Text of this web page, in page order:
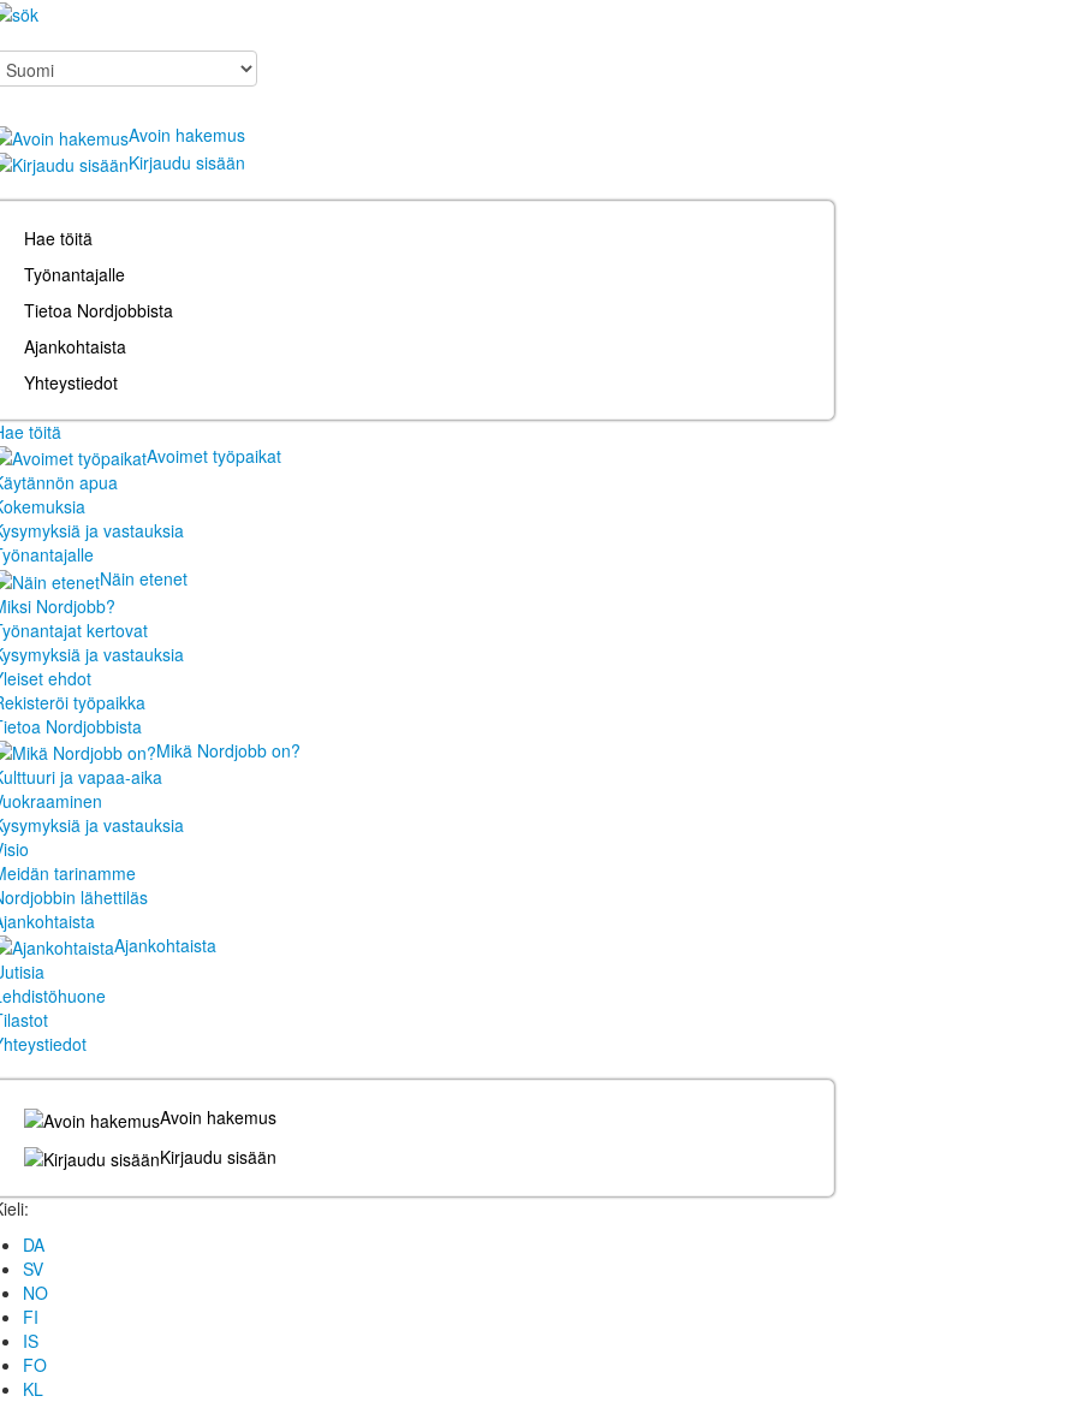
Avoin hakemus
Kirjaudu sisään
Hae töitä
Työnantajalle
Tietoa Nordjobbista
Ajankohtaista
Yhteystiedot
töitä
Avoimet työpaikat
apua
ja vastauksia
Näin etenet
Nordjobb?
kertovat
ja vastauksia
ehdot
työpaikka
Nordjobbista
Mikä Nordjobb on?
ja vapaa-aika
ja vastauksia
tarinamme
lähettiläs
Ajankohtaista
Avoin hakemus
Kirjaudu sisään
DA
SV
NO
FI
IS
FO
KL